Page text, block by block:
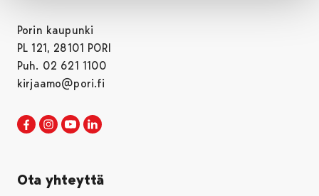
Porin kaupunki
PL 121, 28101 PORI
Puh. 02 621 1100
kirjaamo@pori.fi
Porin kaupunki Facebookissa
Avautuu uudessa välilehdessä
Porin kaupunki Instagramissa
Avautuu uudessa välilehdessä
Porin kaupunki Youtubessa
Avautuu uudessa välilehdessä
Ota yhteyttä